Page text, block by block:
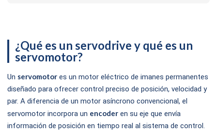
¿Qué es un servodrive y qué es un
servomotor?
Un servomotor es un motor eléctrico de imanes permanentes
diseñado para ofrecer control preciso de posición, velocidad y
par. A diferencia de un motor asíncrono convencional, el
servomotor incorpora un encoder en su eje que envía
información de posición en tiempo real al sistema de control.